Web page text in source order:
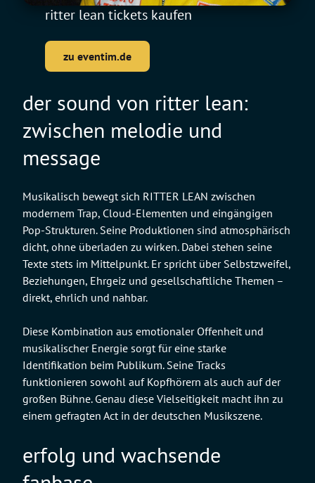
ritter lean tickets kaufen
zu eventim.de
der sound von ritter lean:
zwischen melodie und
message
Musikalisch bewegt sich RITTER LEAN zwischen
modernem Trap, Cloud-Elementen und eingängigen
Pop-Strukturen. Seine Produktionen sind atmosphärisch
dicht, ohne überladen zu wirken. Dabei stehen seine
Texte stets im Mittelpunkt. Er spricht über Selbstzweifel,
Beziehungen, Ehrgeiz und gesellschaftliche Themen –
direkt, ehrlich und nahbar.
Diese Kombination aus emotionaler Offenheit und
musikalischer Energie sorgt für eine starke
Identifikation beim Publikum. Seine Tracks
funktionieren sowohl auf Kopfhörern als auch auf der
großen Bühne. Genau diese Vielseitigkeit macht ihn zu
einem gefragten Act in der deutschen Musikszene.
erfolg und wachsende